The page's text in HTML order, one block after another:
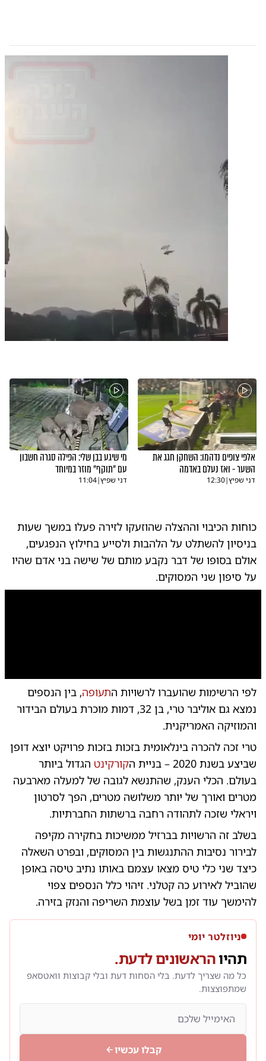
אלפי צופים נדהמו: השחקן חגג את
השער - ואז נעלם באדמה
דני שפיץ|
12:30
מי שיגע בבן שלי: הפילה סגרה חשבון
עם "תוקף" מוזר במיוחד
דני שפיץ|
11:04
כוחות הכיבוי וההצלה שהוזעקו לזירה פעלו במשך שעות
בניסיון להשתלט על הלהבות ולסייע בחילוץ הנפגעים,
אולם בסופו של דבר נקבע מותם של שישה בני אדם שהיו
על סיפון שני המסוקים.
לפי הרשימות שהועברו לרשויות התעופה, בין הנספים
נמצא גם אוליבר טרי, בן 32, דמות מוכרת בעולם הבידור
והמוזיקה האמריקנית.
טרי זכה להכרה בינלאומית בזכות בזכות פרויקט יוצא דופן
שביצע בשנת 2020 – בניית ה
קורקינט הגדול ביותר
בעולם. הכלי הענק, שהתנשא לגובה של למעלה מארבעה
מטרים ואורך של יותר משלושה מטרים, הפך לסרטון
ויראלי שזכה לתהודה רחבה ברשתות החברתיות.
בשלב זה הרשויות בברזיל ממשיכות בחקירה מקיפה
לבירור נסיבות ההתנגשות בין המסוקים, ובפרט השאלה
כיצד שני כלי טיס מצאו עצמם באותו נתיב טיסה באופן
שהוביל לאירוע כה קטלני. זיהוי כלל הנספים צפוי
להימשך עוד זמן בשל עוצמת השריפה והנזק בזירה.
ניוזלטר יומי
תהיוהראשונים לדעת.
כל מה שצריך לדעת. בלי הסחות דעת ובלי קבוצות וואטסאפ
שמתפוצצות.
קבלו עכשיו